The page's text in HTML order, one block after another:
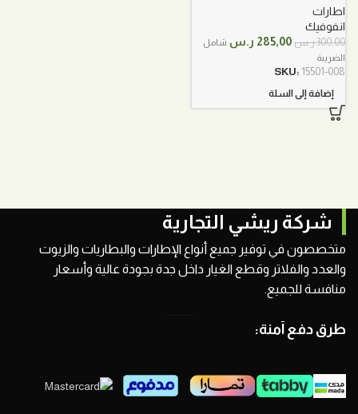
اطارات
انفوفيك
300,00ر.س السعر
هو:
285,00 ر.س السعر
شامل
الضريبة
SKU: 15501-008
إضافة إلى السلة
شركة ريشي التجارية
متخصصون في توفير جميع أنواع الإطارات والبطاريات والزيوت
والعدد والفلاتر وقطع الغيار داخل جدة بجودة عالية وأسعار
منافسة للجميع.
طرق دفع آمنة: